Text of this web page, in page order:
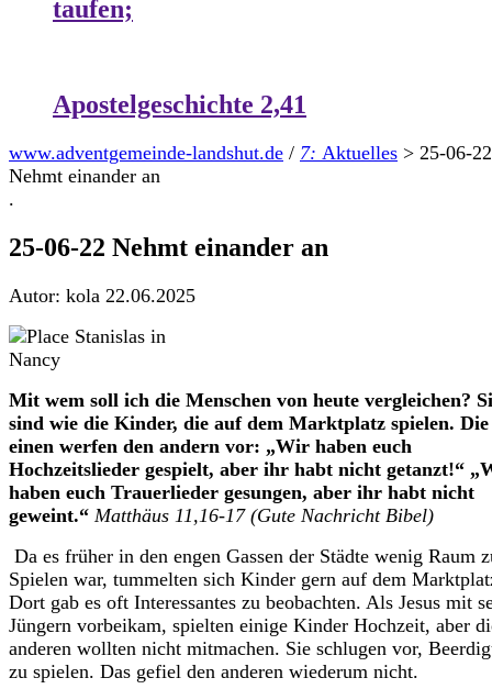
taufen;
Apostelgeschichte 2,41
www.adventgemeinde-landshut.de / 7: Aktuelles > 25-06-22
Nehmt einander an
.
25-06-22 Nehmt einander an
Autor: kola 22.06.2025
Mit wem soll ich die Menschen von heute verglei­chen?
sind wie die Kinder, die auf dem Markt­platz spielen. Die
einen werfen den andern vor: „Wir haben euch
Hochzeitslieder gespielt, aber ihr habt nicht getanzt!“
haben euch Trauerlieder gesun­gen, aber ihr habt nicht
geweint.“ Matthäus 11,16-17 (Gute Nachricht Bibel)
Da es früher in den engen Gassen der Städte wenig Raum
Spielen war, tummelten sich Kinder gern auf dem
Dort gab es oft Interessantes zu beobachten. Als Jesus mit
Jüngern vorbeikam, spielten einige Kinder Hochzeit, aber
anderen wollten nicht mitmachen. Sie schlugen vor,
zu spielen. Das gefiel den anderen wiederum nicht.